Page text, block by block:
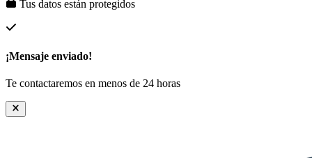
Tus datos están protegidos
¡Mensaje enviado!
Te contactaremos en menos de 24 horas